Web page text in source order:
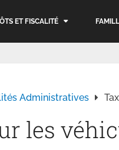
ET FISCALITÉ
Administratives
les